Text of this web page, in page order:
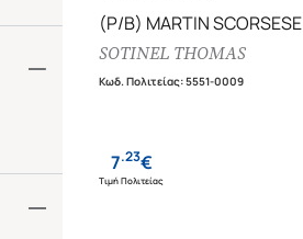
(P/B) MARTIN SCORSESE
SOTINEL THOMAS
Κωδ. Πολιτείας:5551-0009
7.23€
Τιμή Πολιτείας